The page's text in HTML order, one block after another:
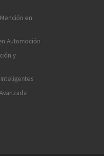
en
Automoción
y